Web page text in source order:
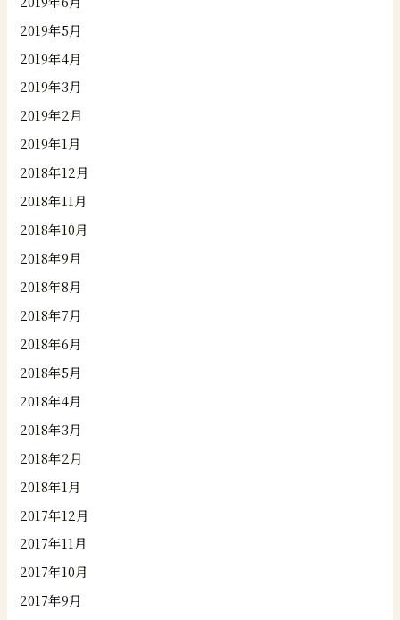
2019年5月
2019年4月
2019年3月
2019年2月
2019年1月
2018年12月
2018年11月
2018年10月
2018年9月
2018年8月
2018年7月
2018年6月
2018年5月
2018年4月
2018年3月
2018年2月
2018年1月
2017年12月
2017年11月
2017年10月
2017年9月